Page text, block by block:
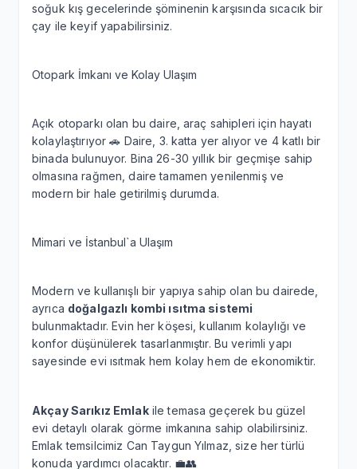
soğuk kış gecelerinde şöminenin karşısında sıcacık bir
çay ile keyif yapabilirsiniz.
Otopark İmkanı ve Kolay Ulaşım
Açık otoparkı olan bu daire, araç sahipleri için hayatı
kolaylaştırıyor 🚗 Daire, 3. katta yer alıyor ve 4 katlı bir
binada bulunuyor. Bina 26-30 yıllık bir geçmişe sahip
olmasına rağmen, daire tamamen yenilenmiş ve
modern bir hale getirilmiş durumda.
Mimari ve İstanbul`a Ulaşım
Modern ve kullanışlı bir yapıya sahip olan bu dairede,
ayrıca doğalgazlı kombi ısıtma sistemi
bulunmaktadır. Evin her köşesi, kullanım kolaylığı ve
konfor düşünülerek tasarlanmıştır. Bu verimli yapı
sayesinde evi ısıtmak hem kolay hem de ekonomiktir.
Akçay Sarıkız Emlakile temasa geçerek bu güzel
evi detaylı olarak görme imkanına sahip olabilirsiniz.
Emlak temsilcimiz Can Taygun Yılmaz, size her türlü
konuda yardımcı olacaktır. 💼👥